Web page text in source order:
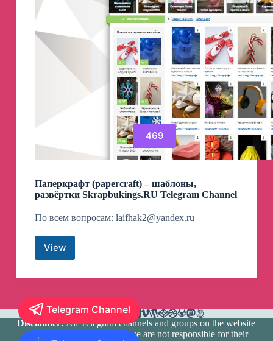
469
Паперкрафт (papercraft) – шаблоны,
развёртки Skrapbukings.RU Telegram Channel
По всем вопросам: laifhak2@yandex.ru
ViewПаперкрафт
–
развёртки
Skrapbukings.RU
Telegram
Channel
Disclaimer:All Telegram channels and groups on the website
are registered by users and we are not responsible for their
Telegram Channel